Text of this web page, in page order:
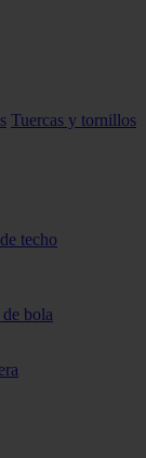
Tuercas y tornillos
techo
bola